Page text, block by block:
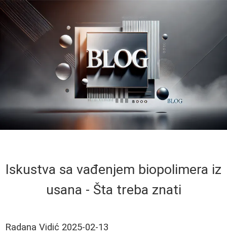
Iskustva sa vađenjem biopolimera iz
usana - Šta treba znati
Radana Vidić 2025-02-13